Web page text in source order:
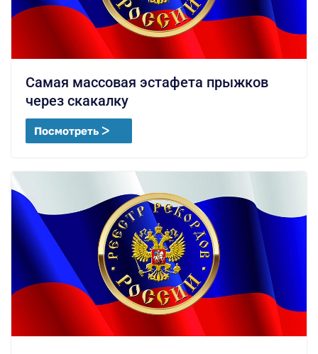
Самая массовая эстафета прыжков
через скакалку
Посмотреть ᐳ